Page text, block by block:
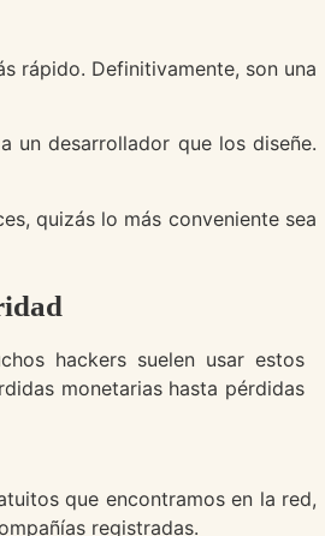
rápido. Definitivamente, son una
un desarrollador que los diseñe.
quizás lo más conveniente sea
hackers suelen usar estos
monetarias hasta pérdidas
que encontramos en la red,
registradas.